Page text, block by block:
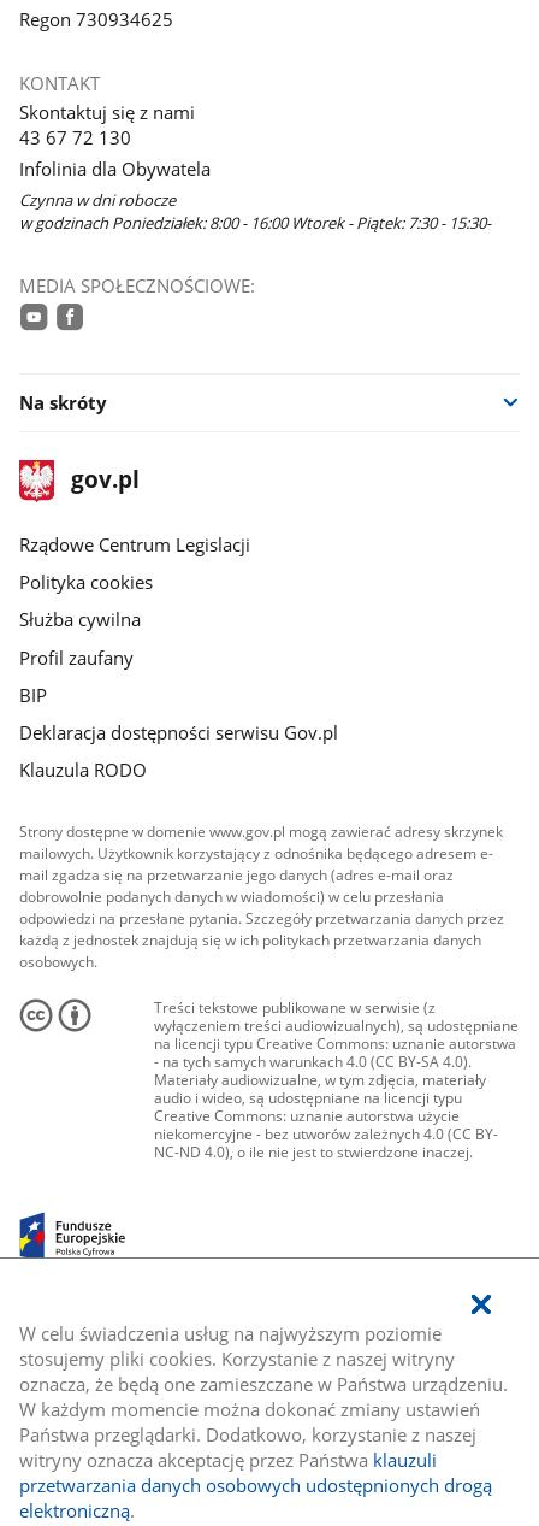
W celu świadczenia usług na najwyższym poziomie
stosujemy pliki cookies. Korzystanie z naszej witryny
oznacza, że będą one zamieszczane w Państwa urządzeniu.
W każdym momencie można dokonać zmiany ustawień
Państwa przeglądarki. Dodatkowo, korzystanie z naszej
witryny oznacza akceptację przez Państwa klauzuli
przetwarzania danych osobowych udostępnionych drogą
elektroniczną.
Regon 730934625
KONTAKT
Skontaktuj się z nami
43 67 72 130
Infolinia dla Obywatela
Czynna w dni robocze
w godzinach Poniedziałek: 8:00 - 16:00 Wtorek - Piątek: 7:30 - 15:30-
MEDIA SPOŁECZNOŚCIOWE:
Na skróty
stopka
gov.plStrona
gov.pl
Rządowe Centrum Legislacji
Polityka cookies
Służba cywilna
Profil zaufany
BIP
Deklaracja dostępności serwisu Gov.pl
Klauzula RODO
Strony dostępne w domenie www.gov.pl mogą zawierać adresy skrzynek
mailowych. Użytkownik korzystający z odnośnika będącego adresem e-
mail zgadza się na przetwarzanie jego danych (adres e-mail oraz
dobrowolnie podanych danych w wiadomości) w celu przesłania
odpowiedzi na przesłane pytania. Szczegóły przetwarzania danych przez
każdą z jednostek znajdują się w ich politykach przetwarzania danych
osobowych.
Treści tekstowe publikowane w serwisie (z
wyłączeniem treści audiowizualnych), są udostępniane
na licencji typu Creative Commons: uznanie autorstwa
- na tych samych warunkach 4.0 (CC BY-SA 4.0).
Materiały audiowizualne, w tym zdjęcia, materiały
audio i wideo, są udostępniane na licencji typu
Creative Commons: uznanie autorstwa użycie
niekomercyjne - bez utworów zależnych 4.0 (CC BY-
NC-ND 4.0), o ile nie jest to stwierdzone inaczej.